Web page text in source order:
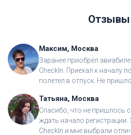
Отзывы
Максим, Москва
Заранее приобрёл
CheckIn. Приехал к началу
полетел в отпуск. Не
Татьяна, Москва
Спасибо, что не пришлось
ждать начало
CheckIn и мне выбрали